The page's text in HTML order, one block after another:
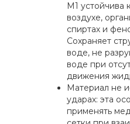
М1 устойчива
воздухе,
спиртах и
Сохраняет
воде, не
воде при
движения
Материал не
ударах: эта
применять